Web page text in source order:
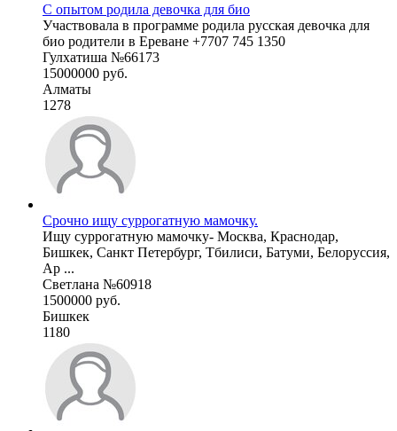
С опытом родила девочка для био
Участвовала в программе родила русская девочка для
био родители в Ереване +7707 745 1350
Гулхатиша №66173
15000000 руб.
Алматы
1278
Срочно ищу суррогатную мамочку.
Ищу суррогатную мамочку- Москва, Краснодар,
Бишкек, Санкт Петербург, Тбилиси, Батуми, Белоруссия,
Ар ...
Светлана №60918
1500000 руб.
Бишкек
1180